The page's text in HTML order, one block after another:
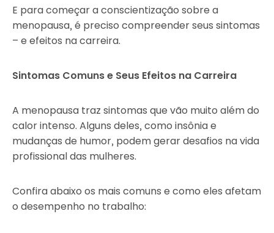
E para começar a conscientização sobre a
menopausa, é preciso compreender seus sintomas
– e efeitos na carreira.
Sintomas Comuns e Seus Efeitos na Carreira
A menopausa traz sintomas que vão muito além do
calor intenso. Alguns deles, como insônia e
mudanças de humor, podem gerar desafios na vida
profissional das mulheres.
Confira abaixo os mais comuns e como eles afetam
o desempenho no trabalho: